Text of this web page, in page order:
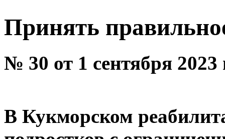
Принять
№ 30 от 1 сентября 2023
В Кукморском